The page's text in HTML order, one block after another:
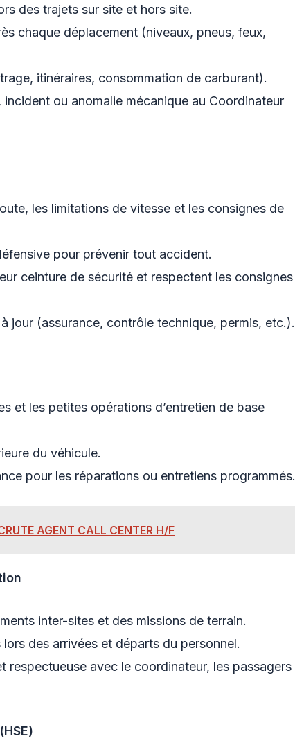
des trajets sur site et hors site.
chaque déplacement (niveaux, pneus, feux,
itinéraires, consommation de carburant).
ou anomalie mécanique au Coordinateur
les limitations de vitesse et les consignes de
pour prévenir tout accident.
ceinture de sécurité et respectent les consignes
jour (assurance, contrôle technique, permis, etc.).
et les petites opérations d’entretien de base
du véhicule.
pour les réparations ou entretiens programmés.
AGENT CALL CENTER H/F
inter-sites et des missions de terrain.
des arrivées et départs du personnel.
respectueuse avec le coordinateur, les passagers